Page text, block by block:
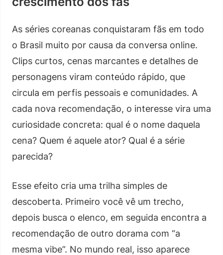
As séries coreanas conquistaram fãs em todo
o Brasil muito por causa da conversa online.
Clips curtos, cenas marcantes e detalhes de
personagens viram conteúdo rápido, que
circula em perfis pessoais e comunidades. A
cada nova recomendação, o interesse vira uma
curiosidade concreta: qual é o nome daquela
cena? Quem é aquele ator? Qual é a série
parecida?
Esse efeito cria uma trilha simples de
descoberta. Primeiro você vê um trecho,
depois busca o elenco, em seguida encontra a
recomendação de outro dorama com “a
mesma vibe”. No mundo real, isso aparece